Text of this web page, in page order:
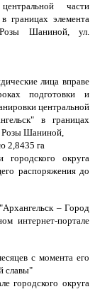
части
границах элемента
Шаниной, ул.
лица вправе
подготовки и
центральной
в границах
Розы Шаниной,
2,8435 га
городского округа
распоряжения до
– Город
интернет-портале
с момента его
славы"
городского округа